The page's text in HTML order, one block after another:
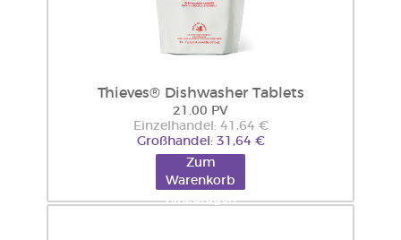
Thieves® Dishwasher Tablets
21.00 PV
Einzelhandel: 41,64 €
Großhandel: 31,64 €
Zum
Warenkorb
hinzufügen